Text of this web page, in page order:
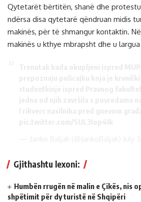
Qytetarët bërtitën, shanë dhe
ndërsa disa qytetarë qëndruan midis
makinës, për të shmangur kontaktin.
makinës u kthye mbrapsht dhe u
Gjithashtu lexoni:
Humbën rrugën në malin e Çikës, nis
shpëtimit për dy turistë në Shqipëri